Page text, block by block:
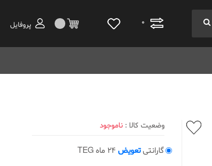
0 پروفایل
وضعیت کالا : ناموجود
گارانتیتعویض24 ماه TEG